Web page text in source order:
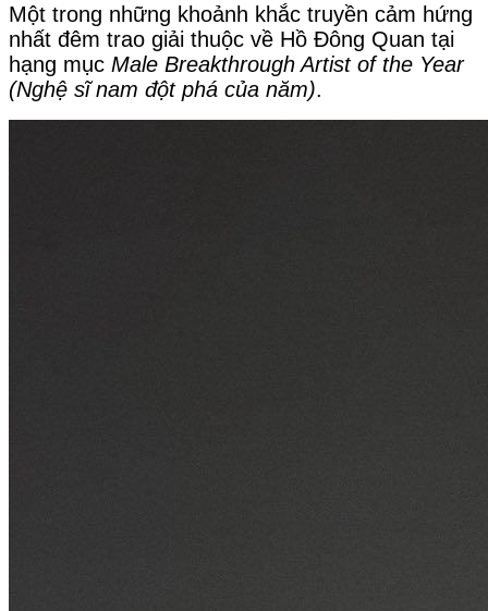
Một trong những khoảnh khắc truyền cảm hứng
nhất đêm trao giải thuộc về Hồ Đông Quan tại
hạng mục Male Breakthrough Artist of the Year
(Nghệ sĩ nam đột phá của năm).